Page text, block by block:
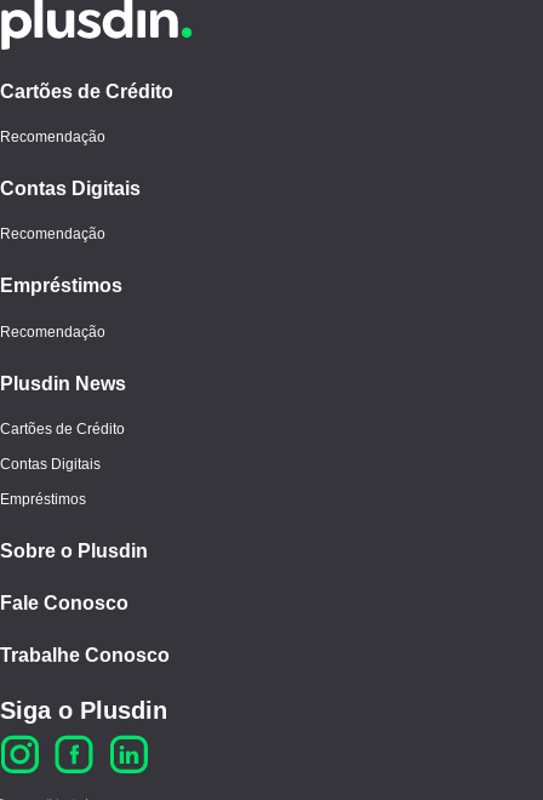
Cartões de Crédito
Recomendação
Contas Digitais
Recomendação
Empréstimos
Recomendação
Plusdin News
Cartões de Crédito
Contas Digitais
Empréstimos
Sobre o Plusdin
Fale Conosco
Trabalhe Conosco
Siga o Plusdin